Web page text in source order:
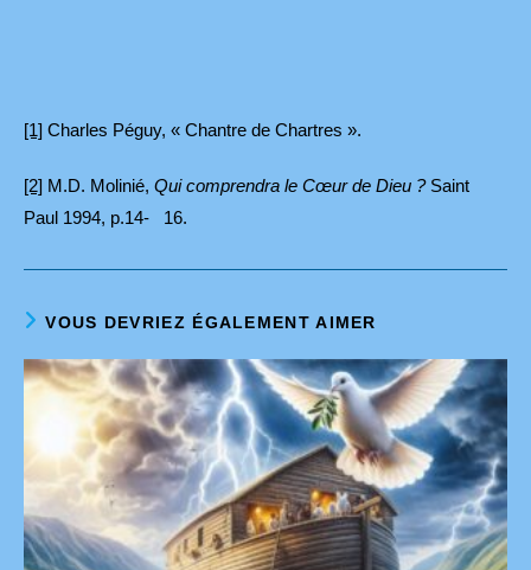
[1] Charles Péguy, « Chantre de Chartres ».
[2] M.D. Molinié, Qui comprendra le Cœur de Dieu ?Saint
Paul 1994, p.14- 16.
VOUS DEVRIEZ ÉGALEMENT AIMER